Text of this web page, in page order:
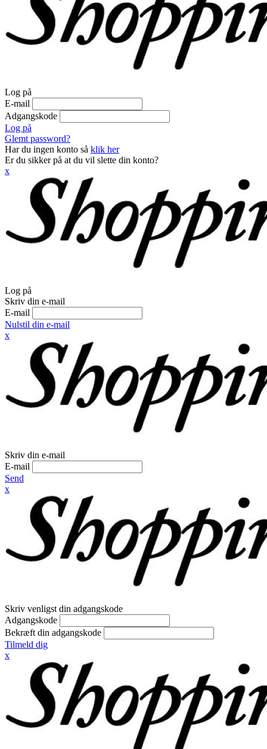
Log på
E-mail
Adgangskode
Log på
Glemt password?
Har du ingen konto så klik her
Er du sikker på at du vil slette din konto?
x
Log på
Skriv din e-mail
E-mail
Nulstil din e-mail
x
Skriv din e-mail
E-mail
Send
x
Skriv venligst din adgangskode
Adgangskode
Bekræft din adgangskode
Tilmeld dig
x